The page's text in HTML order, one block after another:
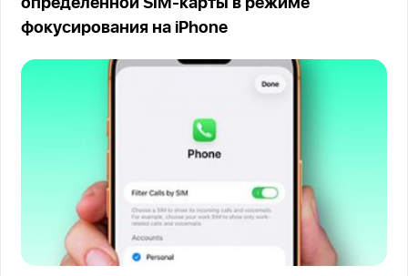
определенной SIM-карты в режиме
фокусирования на iPhone